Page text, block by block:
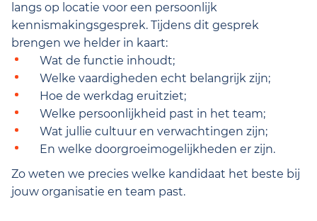
langs op locatie voor een persoonlijk
kennismakingsgesprek. Tijdens dit gesprek
brengen we helder in kaart:
Wat de functie inhoudt;
Welke vaardigheden echt belangrijk zijn;
Hoe de werkdag eruitziet;
Welke persoonlijkheid past in het team;
Wat jullie cultuur en verwachtingen zijn;
En welke doorgroeimogelijkheden er zijn.
Zo weten we precies welke kandidaat het beste bij
jouw organisatie en team past.